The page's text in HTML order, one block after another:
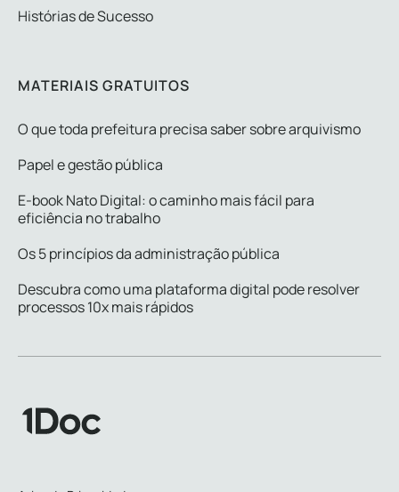
Histórias de Sucesso
MATERIAIS GRATUITOS
O que toda prefeitura precisa saber sobre arquivismo
Papel e gestão pública
E-book Nato Digital: o caminho mais fácil para
eficiência no trabalho
Os 5 princípios da administração pública
Descubra como uma plataforma digital pode resolver
processos 10x mais rápidos